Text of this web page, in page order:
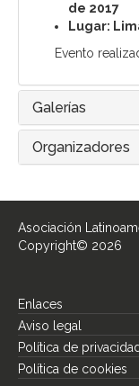
de 2017
Lugar:
Evento
Galerías
Organizadores
Asociación
Copyright© 2026
Enlaces
Aviso legal
Política de privacidad
Política de cookies